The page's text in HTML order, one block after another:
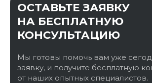
ОСТАВЬТЕ ЗАЯВКУ
НА БЕСПЛАТНУЮ
КОНСУЛЬТАЦИЮ
Мы готовы помочь вам уже
заявку, и получите бесплатную
от наших опытных специалистов.